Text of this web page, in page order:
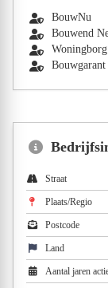
BouwNu
Bouwend
Woningborg
Bouwgarant
Straat
Plaats/Regio
Postcode
Land
Aantal jaren